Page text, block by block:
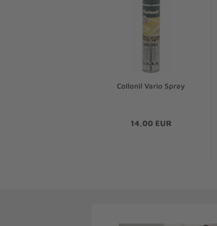
Collonil Vario Spray
14,00 EUR